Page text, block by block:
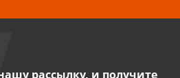
рассылку, и получите